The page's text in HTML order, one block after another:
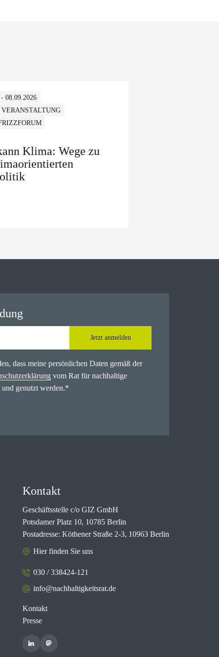
08.09.2026
Klima: Wege zu
Jetzt anmelden
dass meine persönlichen Daten gemäß der
vom Rat für nachhaltige
genutzt werden.*
Kontakt
Geschäftsstelle c/o GIZ GmbH
Potsdamer Platz 10, 10785 Berlin
Postadresse: Köthener Straße 2-3, 10963 Berlin
Hier finden Sie uns
030 / 338424-121
info@nachhaltigkeitsrat.de
Kontakt
Presse